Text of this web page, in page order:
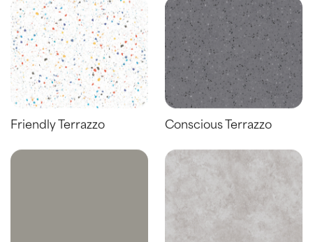
Friendly Terrazzo Conscious Terrazzo